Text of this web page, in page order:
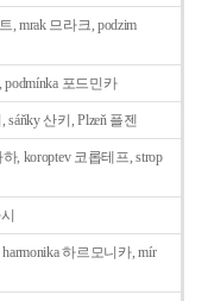
, mrak 므라크, podzim
podmínka 포드민카
sáňky 산키, Plzeň 플젠
하, koroptev 코롭테프, strop
하르모니카, mír